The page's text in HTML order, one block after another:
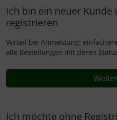
Ich bin ein neuer
registrieren
Vorteil bei Anmeldung:
alle Bestellungen mit deren
Weiter
Ich möchte ohne